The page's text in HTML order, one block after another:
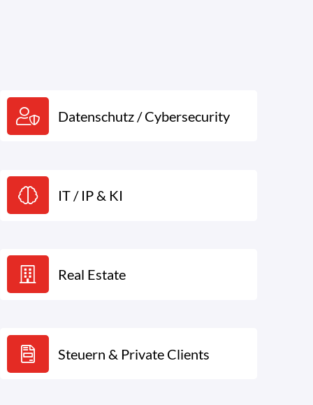
Datenschutz / Cybersecurity
IT / IP & KI
Real Estate
Steuern & Private Clients